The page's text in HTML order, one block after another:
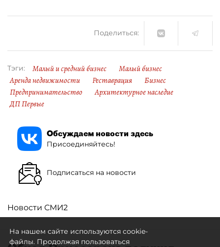
Поделиться:
Тэги: Малый и средний бизнес
Малый бизнес
Аренда недвижимости
Реставрация
Бизнес
Предпринимательство
Архитектурное наследие
ДП Первые
Обсуждаем новости здесь
Присоединяйтесь!
Подписаться на новости
Новости СМИ2
На нашем сайте используются cookie-
файлы. Продолжая пользоваться